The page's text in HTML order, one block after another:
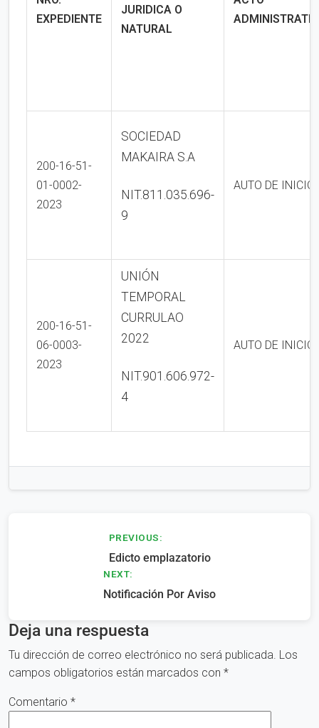
EXPEDIENTE
JURIDICA O
NATURAL
200-16-51-
01-0002-
2023
SOCIEDAD
MAKAIRA S.A
NIT.811.035.696-
9
AUTO DE INICIO
200-16-51-
06-0003-
2023
UNIÓN
TEMPORAL
CURRULAO
2022
NIT.901.606.972-
4
AUTO DE INICIO
NavegaciónPREVIOUS:
Edicto emplazatorio
NEXT:
Notificación Por Aviso
Deja una respuesta
Tu dirección de correo electrónico no será publicada. Los
campos obligatorios están marcados con *
Comentario *